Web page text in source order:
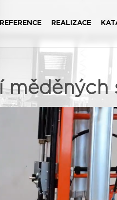
REFERENCE REALIZACE
měděných